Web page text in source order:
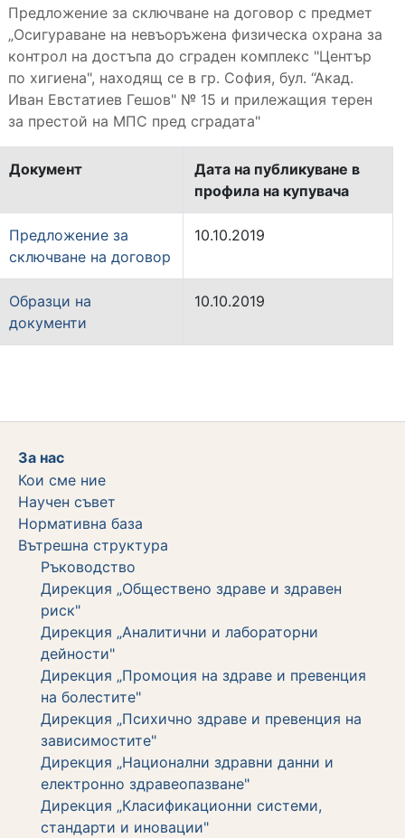
Предложение за сключване на договор с предмет
„Осигураване на невъоръжена физическа охрана за
контрол на достъпа до сграден комплекс "Център
по хигиена", находящ се в гр. София, бул. “Акад.
Иван Евстатиев Гешов" № 15 и прилежащия терен
за престой на МПС пред сградата"
Документ
Дата на публикуване в
профила на купувача
Предложение за
сключване на договор
10.10.2019
Образци на
документи
10.10.2019
За нас
Кои сме ние
Научен съвет
Нормативна база
Вътрешна структура
Ръководство
Дирекция „Обществено здраве и здравен
риск"
Дирекция „Аналитични и лабораторни
дейности"
Дирекция „Промоция на здраве и превенция
на болестите"
Дирекция „Психично здраве и превенция на
зависимостите"
Дирекция „Национални здравни данни и
електронно здравеопазване"
Дирекция „Класификационни системи,
стандарти и иновации"